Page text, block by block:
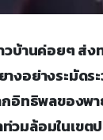
บ้านค่อยๆ ส่ง
อย่างระมัดระ
กอิทธิพลของพ
วมล้อมในเข